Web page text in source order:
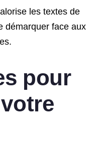
les textes de
démarquer face aux
pour